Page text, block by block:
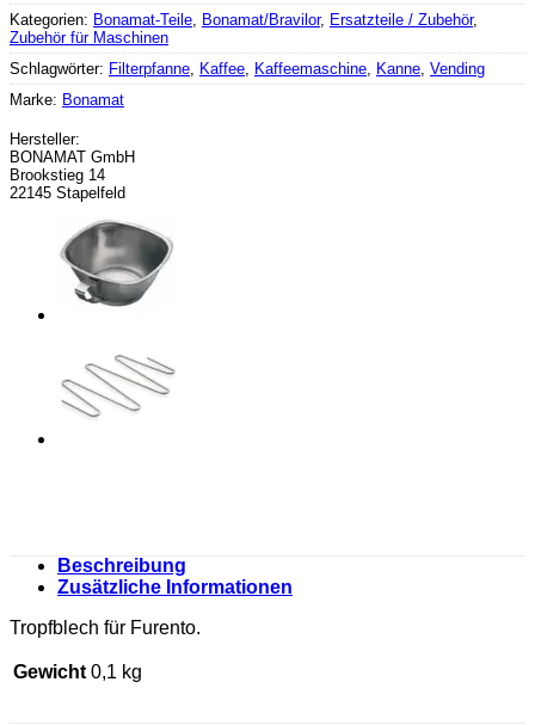
Kategorien: Bonamat-Teile, Bonamat/Bravilor, Ersatzteile / Zubehör,
Zubehör für Maschinen
Schlagwörter: Filterpfanne, Kaffee, Kaffeemaschine, Kanne, Vending
Marke: Bonamat
Hersteller:
BONAMAT GmbH
Brookstieg 14
22145 Stapelfeld
Beschreibung
Zusätzliche Informationen
Tropfblech für Furento.
Gewicht 0,1 kg